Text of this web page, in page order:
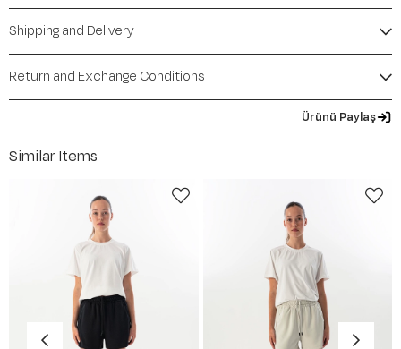
Shipping and Delivery
Return and Exchange Conditions
Ürünü Paylaş
Similar Items